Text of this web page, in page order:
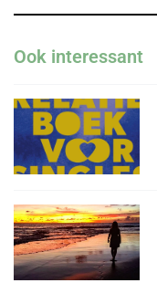
Ook interessant